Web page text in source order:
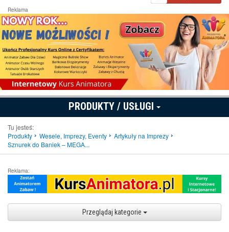
Reklama
PRODUKTY / USŁUGI
Tu jesteś:
Produkty
Wesele, Imprezy, Eventy
Artykuły na Imprezy
Sznurek do Baniek – MEGA...
Reklama:
Przeglądaj kategorie